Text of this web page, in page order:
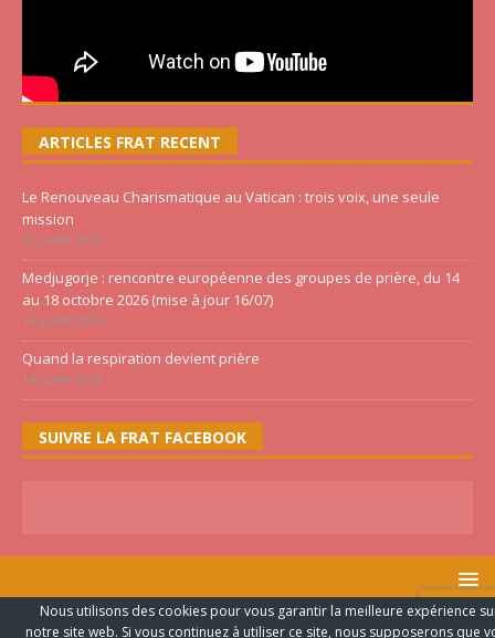
ARTICLES FRAT RECENT
Le Renouveau Charismatique au Vatican : trois voix, une seule
mission
21 juillet 2026
Medjugorje : rencontre européenne des groupes de prière, du 14
au 18 octobre 2026 (mise à jour 16/07)
16 juillet 2026
Quand la respiration devient prière
14 juillet 2026
SUIVRE LA FRAT FACEBOOK
FRATERNITE PENTECÔTE ©2020 TOUS LES DROITS RESERVES -
Nous utilisons des cookies pour vous garantir la meilleure expérience
notre site web. Si vous continuez à utiliser ce site, nous supposerons que